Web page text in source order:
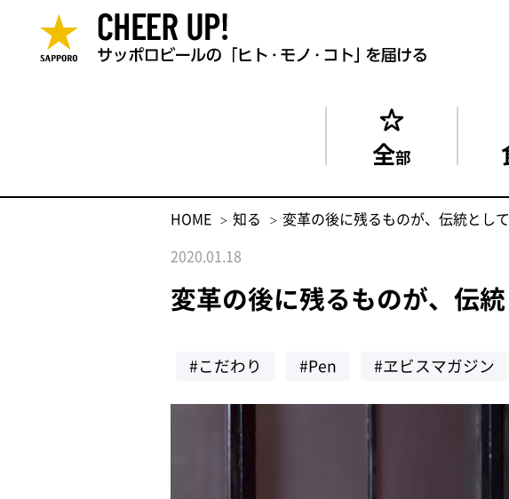
全部
HOME 知る
変革の後に残るものが、伝統とし
2020.01.18
変革の後に残るものが、伝統
#こだわり #Pen #ヱビスマガジン